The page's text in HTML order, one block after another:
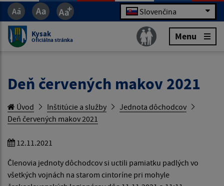
Slovenčina
Kysak
Oficiálna stránka Menu
Deň červených makov 2021
Úvod Inštitúcie a služby
Jednota dôchodcov
Deň červených makov 2021
12.11.2021
Členovia jednoty dôchodcov si uctili pamiatku padlých vo
všetkých vojnách na starom cintoríne pri mohyle